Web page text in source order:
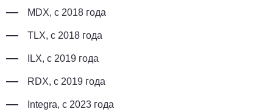
MDX, с 2018 года
TLX, с 2018 года
ILX, с 2019 года
RDX, с 2019 года
Integra, с 2023 года